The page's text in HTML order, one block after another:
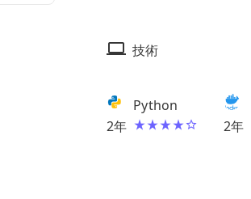
技術
2年
Python
2年